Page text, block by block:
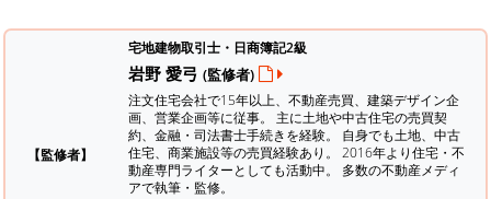
【監修者】
宅地建物取引士・日商簿記2級
岩野 愛弓 (監修者)
注文住宅会社で15年以上、不動産売買、建築デザイン企
画、営業企画等に従事。 主に土地や中古住宅の売買契
約、金融・司法書士手続きを経験。 自身でも土地、中古
住宅、商業施設等の売買経験あり。 2016年より住宅・不
動産専門ライターとしても活動中。 多数の不動産メディ
アで執筆・監修。